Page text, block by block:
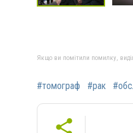
Якщо ви помітили помилку,
#томограф #рак